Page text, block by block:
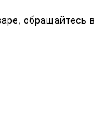
обращайтесь в